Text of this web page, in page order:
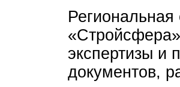
экспертизы и
документов,